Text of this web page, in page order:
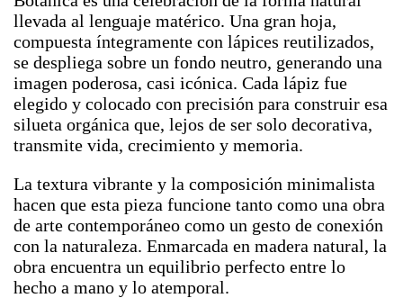
llevada al lenguaje matérico. Una gran hoja,
compuesta íntegramente con lápices reutilizados,
se despliega sobre un fondo neutro, generando una
imagen poderosa, casi icónica. Cada lápiz fue
elegido y colocado con precisión para construir esa
silueta orgánica que, lejos de ser solo decorativa,
transmite vida, crecimiento y memoria.
La textura vibrante y la composición minimalista
hacen que esta pieza funcione tanto como una obra
de arte contemporáneo como un gesto de conexión
con la naturaleza. Enmarcada en madera natural, la
obra encuentra un equilibrio perfecto entre lo
hecho a mano y lo atemporal.